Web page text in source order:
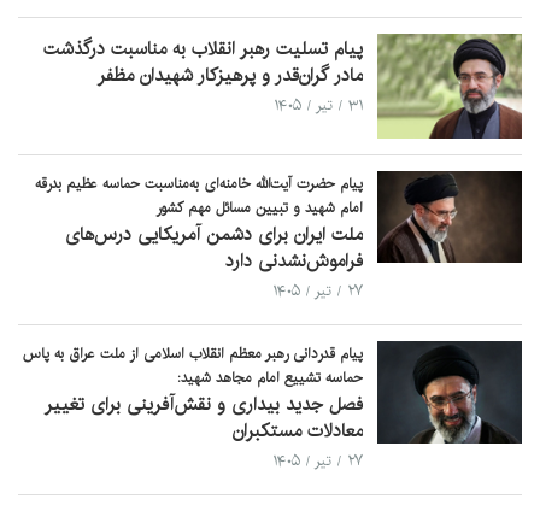
پیام تسلیت رهبر انقلاب به مناسبت درگذشت
مادر گران‌قدر و پرهیزکار شهیدان مظفر
۳۱ / تیر / ۱۴۰۵
پیام حضرت آیت‌الله خامنه‌ای به‌مناسبت حماسه عظیم بدرقه
امام شهید و تبیین مسائل مهم کشور
ملت ایران برای دشمن آمریکایی درس‌های
فراموش‌نشدنی دارد
۲۷ / تیر / ۱۴۰۵
پیام قدردانی رهبر معظم انقلاب اسلامی از ملت عراق به‌ پاس
حماسه تشییع امام مجاهد شهید:
فصل جدید بیداری و نقش‌آفرینی برای تغییر
معادلات مستکبران
۲۷ / تیر / ۱۴۰۵